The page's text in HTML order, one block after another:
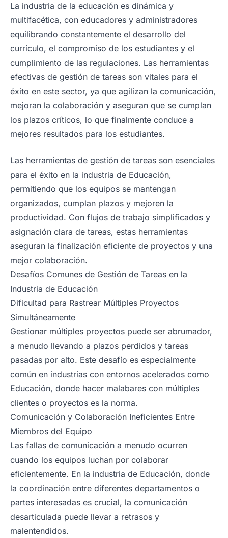
La industria de la educación es dinámica y
multifacética, con educadores y administradores
equilibrando constantemente el desarrollo del
currículo, el compromiso de los estudiantes y el
cumplimiento de las regulaciones. Las herramientas
efectivas de gestión de tareas son vitales para el
éxito en este sector, ya que agilizan la comunicación,
mejoran la colaboración y aseguran que se cumplan
los plazos críticos, lo que finalmente conduce a
mejores resultados para los estudiantes.
Las herramientas de gestión de tareas son esenciales
para el éxito en la industria de Educación,
permitiendo que los equipos se mantengan
organizados, cumplan plazos y mejoren la
productividad. Con flujos de trabajo simplificados y
asignación clara de tareas, estas herramientas
aseguran la finalización eficiente de proyectos y una
mejor colaboración.
Desafíos Comunes de Gestión de Tareas en la
Industria de Educación
Dificultad para Rastrear Múltiples Proyectos
Simultáneamente
Gestionar múltiples proyectos puede ser abrumador,
a menudo llevando a plazos perdidos y tareas
pasadas por alto. Este desafío es especialmente
común en industrias con entornos acelerados como
Educación, donde hacer malabares con múltiples
clientes o proyectos es la norma.
Comunicación y Colaboración Ineficientes Entre
Miembros del Equipo
Las fallas de comunicación a menudo ocurren
cuando los equipos luchan por colaborar
eficientemente. En la industria de Educación, donde
la coordinación entre diferentes departamentos o
partes interesadas es crucial, la comunicación
desarticulada puede llevar a retrasos y
malentendidos.